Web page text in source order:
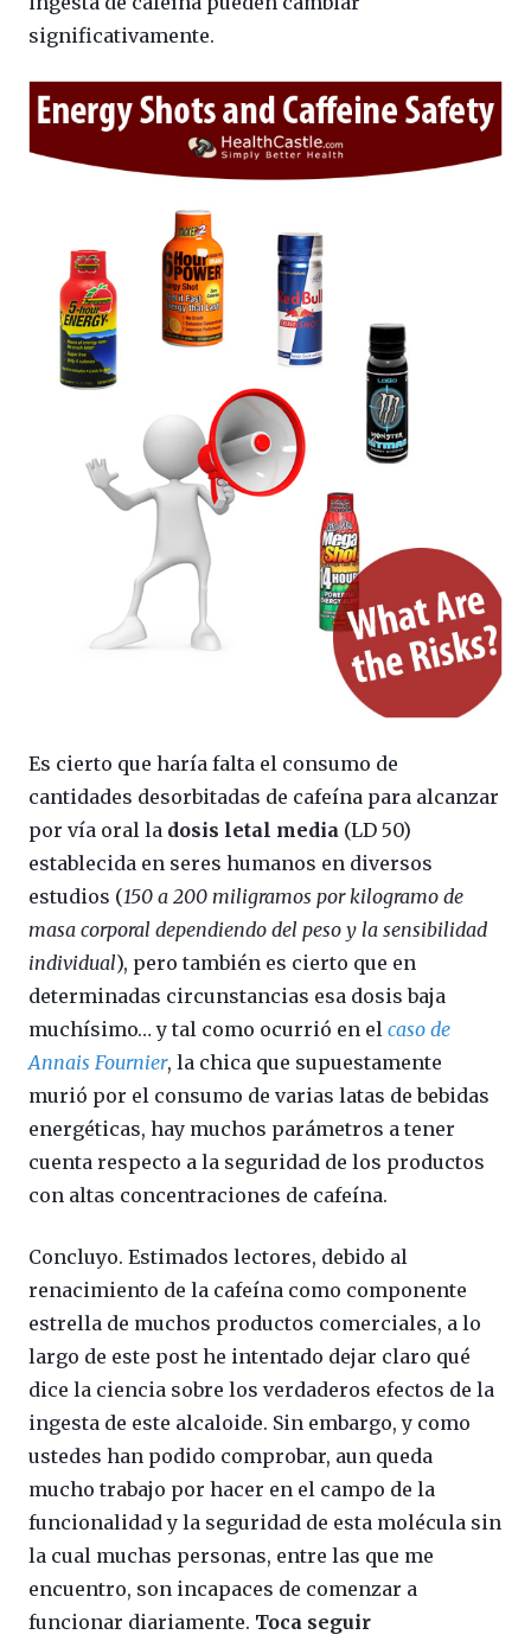
significativamente.
Es cierto que haría falta el consumo de
cantidades desorbitadas de cafeína para alcanzar
por vía oral la dosis letal media (LD 50)
establecida en seres humanos en diversos
estudios (150 a 200 miligramos por kilogramo de
masa corporal dependiendo del peso y la sensibilidad
individual), pero también es cierto que en
determinadas circunstancias esa dosis baja
muchísimo… y tal como ocurrió en el caso de
Annais Fournier, la chica que supuestamente
murió por el consumo de varias latas de bebidas
energéticas, hay muchos parámetros a tener
cuenta respecto a la seguridad de los productos
con altas concentraciones de cafeína.
Concluyo. Estimados lectores, debido al
renacimiento de la cafeína como componente
estrella de muchos productos comerciales, a lo
largo de este post he intentado dejar claro qué
dice la ciencia sobre los verdaderos efectos de la
ingesta de este alcaloide. Sin embargo, y como
ustedes han podido comprobar, aun queda
mucho trabajo por hacer en el campo de la
funcionalidad y la seguridad de esta molécula sin
la cual muchas personas, entre las que me
encuentro, son incapaces de comenzar a
funcionar diariamente. Toca seguir